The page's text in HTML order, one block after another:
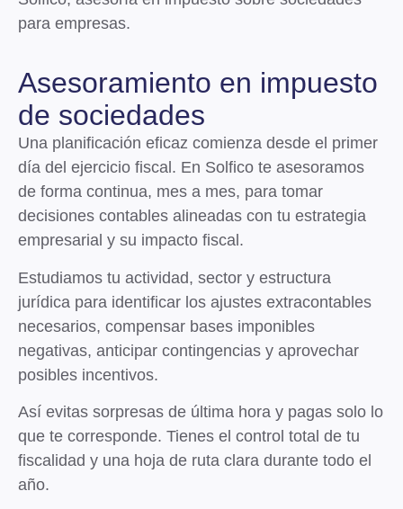
para empresas.
Asesoramiento en impuesto
de sociedades
Una planificación eficaz comienza desde el primer
día del ejercicio fiscal. En Solfico te asesoramos
de forma continua, mes a mes, para tomar
decisiones contables alineadas con tu estrategia
empresarial y su impacto fiscal.
Estudiamos tu actividad, sector y estructura
jurídica para identificar los ajustes extracontables
necesarios, compensar bases imponibles
negativas, anticipar contingencias y aprovechar
posibles incentivos.
Así evitas sorpresas de última hora y pagas solo lo
que te corresponde. Tienes el control total de tu
fiscalidad y una hoja de ruta clara durante todo el
año.